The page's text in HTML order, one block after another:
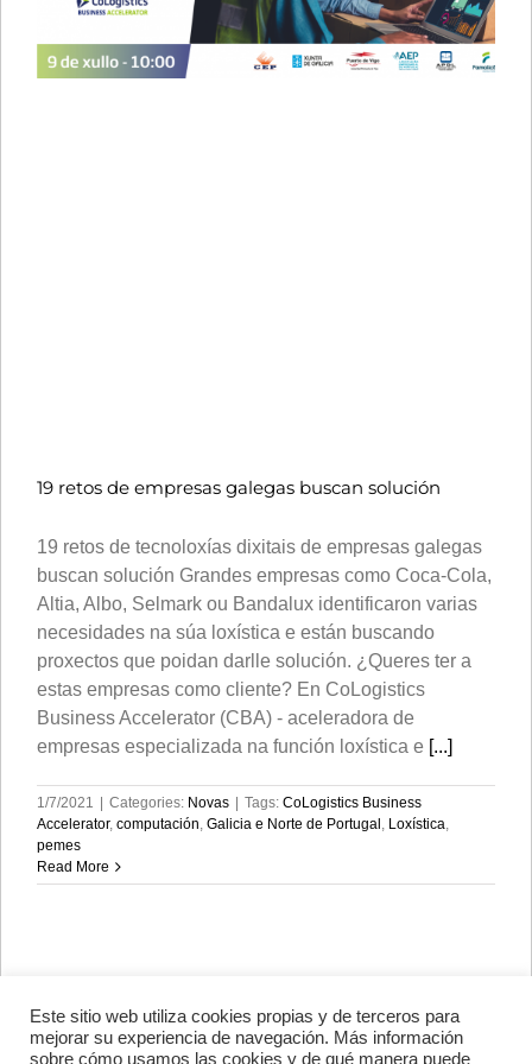
19 retos de empresas galegas buscan solución
19 retos de tecnoloxías dixitais de empresas galegas
buscan solución Grandes empresas como Coca-Cola,
Altia, Albo, Selmark ou Bandalux identificaron varias
necesidades na súa loxística e están buscando
proxectos que poidan darlle solución. ¿Queres ter a
estas empresas como cliente? En CoLogistics
Business Accelerator (CBA) - aceleradora de
empresas especializada na función loxística e [...]
1/7/2021 Categories: Novas Tags: CoLogistics Business
Accelerator, computación, Galicia e Norte de Portugal , Loxística,
pemes
Read More
Avenida de Vigo, s/n 15705
Santiago de Compostela, A
Este sitio web utiliza cookies propias y de terceros para
mejorar su experiencia de navegación. Más información
sobre cómo usamos las cookies y de qué manera puede